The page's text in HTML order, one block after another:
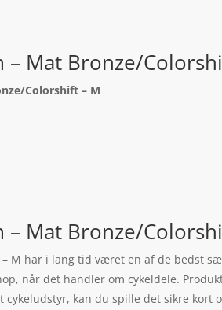
– Mat Bronze/
Colorshift – M
– Mat Bronze/
– M har i lang tid været en af de bedst
når det handler om cykeldele.
kan du spille det sikre